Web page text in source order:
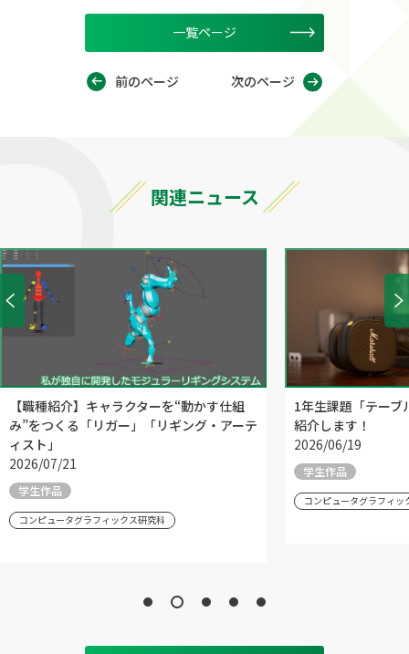
前のページ
一覧ページ
次のページ
関連ニュース
【職種紹介】キャラクターを“動かす仕組
み”をつくる「リガー」「リギング・アーテ
ィスト」
2026/07/21
学生作品
コンピュータグラフィックス研究科
1年生課題「テーブ
紹介します！
2026/06/19
学生作品
コンピュータグラフィッ